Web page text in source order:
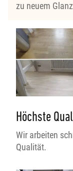
zu neuem
Höchste
Wir arbeiten
Qualität.